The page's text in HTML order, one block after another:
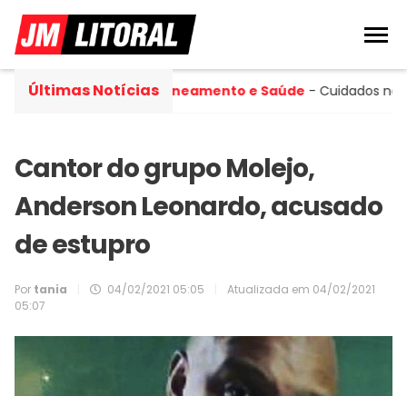
Últimas Notícias
Municipal Saneamento e Saúde- Cuidados no
Cantor do grupo Molejo,
Anderson Leonardo, acusado
de estupro
Por tania 04/02/2021 05:05 Atualizada em 04/02/2021
05:07